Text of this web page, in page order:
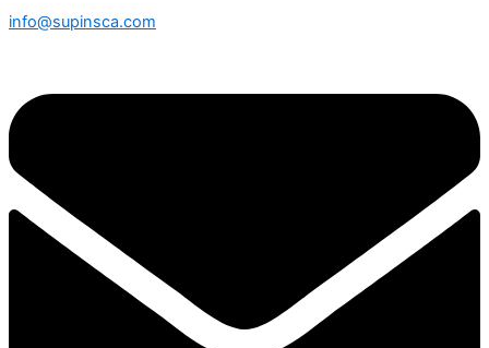
info@supinsca.com